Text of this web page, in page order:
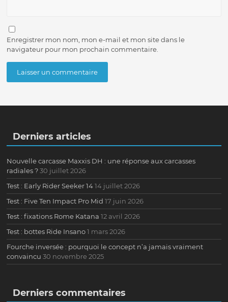
Enregistrer mon nom, mon e-mail et mon site dans le
navigateur pour mon prochain commentaire.
Derniers articles
Nouvelle carcasse Maxxis DH : une réponse aux carcasses
radiales ? 30 juillet 2026
Test : Early Rider Seeker 14 14 juillet 2026
Test : Five Ten Impact Pro Mid 17 juin 2026
Test : fixations Rome Katana 12 avril 2026
Test : bottes Ride Insano 1 mars 2026
Fourche inversée : pourquoi le concept n’a jamais vraiment
convaincu 30 novembre 2025
Derniers commentaires